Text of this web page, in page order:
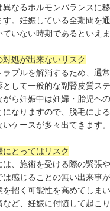
なるホルモンバランスに
。妊娠している全期間を
いない時期であるといえま
処が出来ないリスク
ブルを解消するため、通
して一般的な副腎皮質ス
ら妊娠中は妊婦・胎児へ
になりますので、脱毛によ
ケースが多々出てきます。
とってはリスク
、施術を受ける際の緊張
感じることの無い出来事
招く可能性を高めてしま
ど、妊娠に付随して起こ